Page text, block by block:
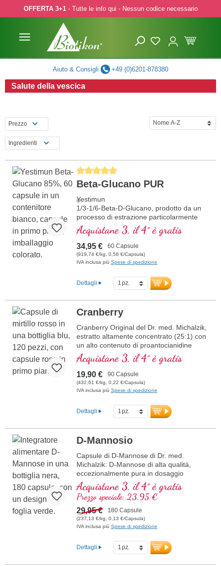
to main content
Skip to search
Skip to main navigation
OFFERTA 3+1- Tutte le info qui - Nessun codice necessario
Aiuto & Consigli +49 (0)6201-878380
Salute della vescica
Prezzo
Ingredienti
Average rating of 5 out of 5 stars
Beta-Glucano PUR
Yestimun
®
1/3-1/6-Beta-D-Glucano, prodotto da un
processo di estrazione particolarmente
delicato
Acquistane 3, il 4° è gratis
34,95 € 60 Capsule
(919,74 €/kg, 0,58 €/Capsula)
IVA inclusa più Spese di spedizione
Dettagli
Cranberry
Cranberry Original del Dr. med. Michalzik,
estratto altamente concentrato (25:1) con
un alto contenuto di proantocianidine
specifiche di 72 mg per dose giornaliera,
questo preparato offre una potente fonte
di composti vegetali secondari. Provato
sul mercato da oltre 20 anni, il nostro
prodotto è esclusivamente prodotto in
produzione. È inoltre privo di alluminio
nella sigillatura e non contiene additivi. Le
per vegani e vegetariani. Sviluppato da
medici, questo integratore alimentare
garantisce purezza ed efficacia per uomini
e donne.
Acquistane 3, il 4° è gratis
19,90 € 90 Capsule
(432,61 €/kg, 0,22 €/Capsula)
IVA inclusa più Spese di spedizione
Dettagli
D-Mannosio
Capsule di D-Mannose di Dr. med.
Michalzik: D-Mannose di alta qualità,
eccezionalmente pura in dosaggio
ottimale – vegano, naturale e senza
additivi. Progettato per un uso quotidiano
mirato con fino a 5 g di D-Mannose
altamente pura al giorno. Processato
delicatamente per garantire la massima
qualità e purezza. Prodotto in Germania,
HACCP. Sigillatura senza alluminio per un
imballaggio sostenibile. Sviluppato da
Acquistane 3, il 4° è gratis
Prezzo speciale: 23,95 €
29,95 € 180 Capsule
(237,13 €/kg, 0,13 €/Capsula)
IVA inclusa più Spese di spedizione
Dettagli